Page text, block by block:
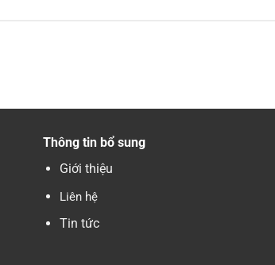
Thông tin bổ sung
Giới thiệu
Liên hệ
Tin tức